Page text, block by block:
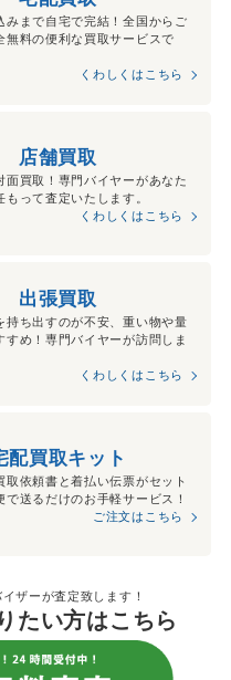
みまで自宅で完結！全国からご
無料の便利な買取サービスで
くわしくはこちら
店舗買取
面買取！専門バイヤーがあなた
って査定いたします。
くわしくはこちら
出張買取
持ち出すのが不安、重い物や量
すめ！専門バイヤーが訪問しま
くわしくはこちら
配買取キット
取依頼書と着払い伝票がセット
で送るだけのお手軽サービス！
ご注文はこちら
ザーが査定致します！
たい方はこちら